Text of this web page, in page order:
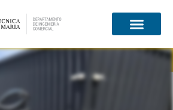
Información para